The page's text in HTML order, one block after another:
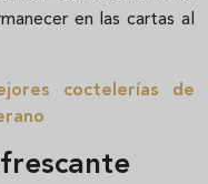
en las cartas al
coctelerías de